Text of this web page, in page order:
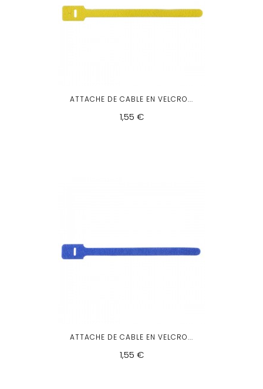
ATTACHE DE CABLE EN VELCRO...
1,55 €
ATTACHE DE CABLE EN VELCRO...
1,55 €